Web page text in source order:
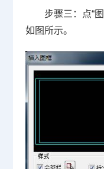
步骤三：点“
如图所示。